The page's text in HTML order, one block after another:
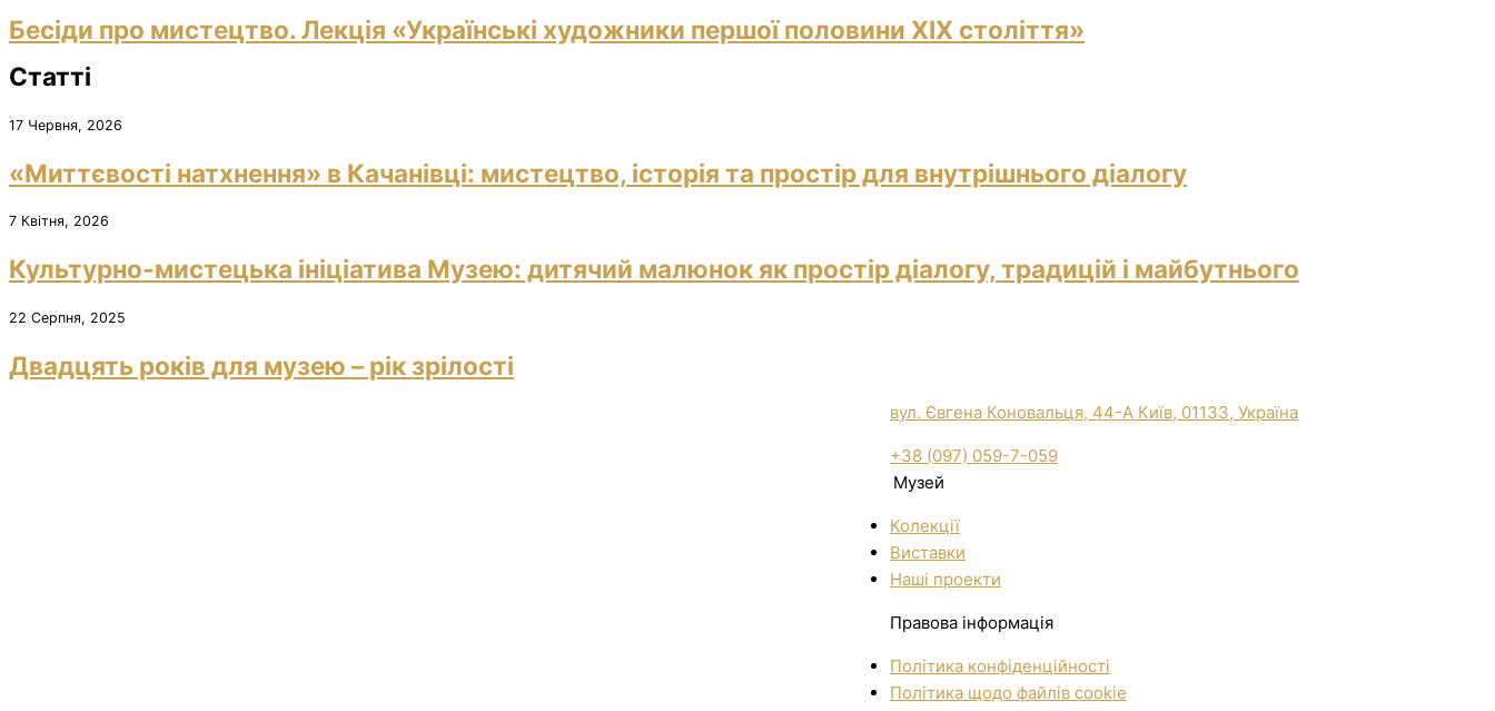
Бесіди про мистецтво. Лекція «Українські художники першої половини ХІХ століття»
Статті
17 Червня, 2026
«Миттєвості натхнення» в Качанівці: мистецтво, історія та простір для внутрішнього діалогу
7 Квітня, 2026
Культурно-мистецька ініціатива Музею: дитячий малюнок як простір діалогу, традицій і майбутнього
22 Серпня, 2025
Двадцять років для музею – рік зрілості
вул. Євгена Коновальця, 44-А Київ, 01133, Україна
+38 (097) 059-7-059
Музей
Колекції
Виставки
Нашi проекти
Правова інформація
Політика конфіденційності
Політика щодо файлів cookie